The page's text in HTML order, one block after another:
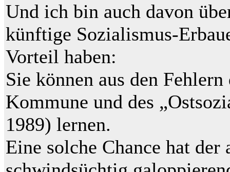
Und ich bin auch davon
künftige Sozialismus-
Vorteil haben:
Sie können aus den Fehlern
Kommune und des
1989) lernen.
Eine solche Chance hat